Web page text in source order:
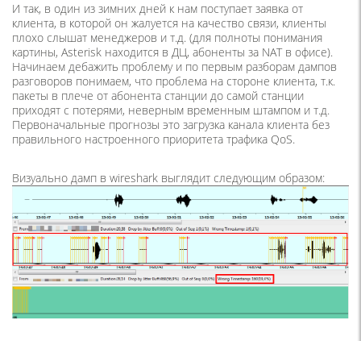
И так, в один из зимних дней к нам поступает заявка от
клиента, в которой он жалуется на качество связи, клиенты
плохо слышат менеджеров и т.д. (для полноты понимания
картины, Asterisk находится в ДЦ, абоненты за NAT в офисе).
Начинаем дебажить проблему и по первым разборам дампов
разговоров понимаем, что проблема на стороне клиента, т.к.
пакеты в плече от абонента станции до самой станции
приходят с потерями, неверным временным штампом и т.д.
Первоначальные прогнозы это загрузка канала клиента без
правильного настроенного приоритета трафика QoS.
Визуально дамп в wireshark выглядит следующим образом: